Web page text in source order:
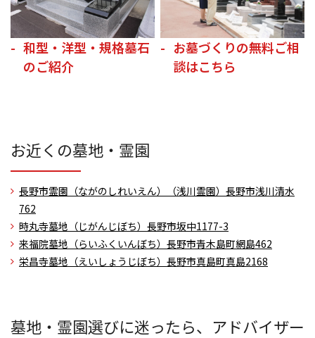
和型・洋型・規格墓石
のご紹介
お墓づくりの無料ご相
談はこちら
お近くの墓地・霊園
長野市霊園（ながのしれいえん）（浅川霊園） 長野市浅川清水
762
時丸寺墓地（じがんじぼち） 長野市坂中1177-3
来福院墓地（らいふくいんぼち） 長野市青木島町網島462
栄昌寺墓地（えいしょうじぼち） 長野市真島町真島2168
墓地・霊園選びに迷ったら、アドバイザー